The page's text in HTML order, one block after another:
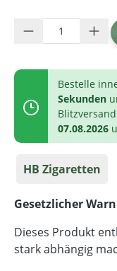
Produkt
Bestelle
Sekunden
07.08.2026
HB Zigaretten
Gesetzlicher
Dieses Produkt
stark abhängig